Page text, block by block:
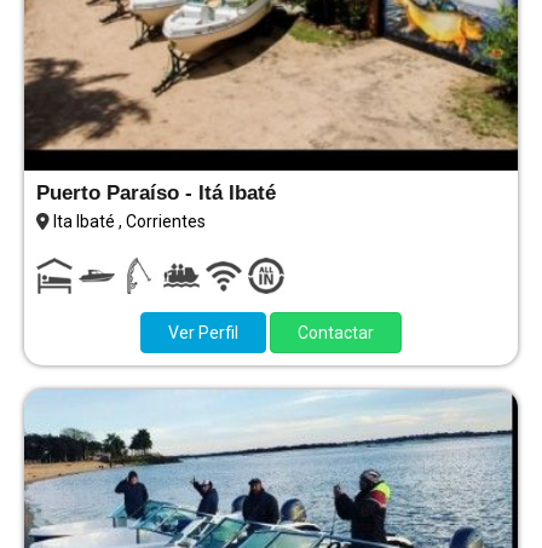
Puerto Paraíso - Itá Ibaté
Ita Ibaté , Corrientes
Ver Perfil Contactar